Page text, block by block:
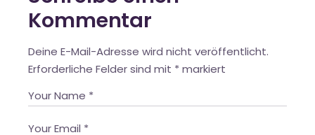
Kommentar
Deine E-Mail-Adresse wird nicht veröffentlicht.
Erforderliche Felder sind mit * markiert